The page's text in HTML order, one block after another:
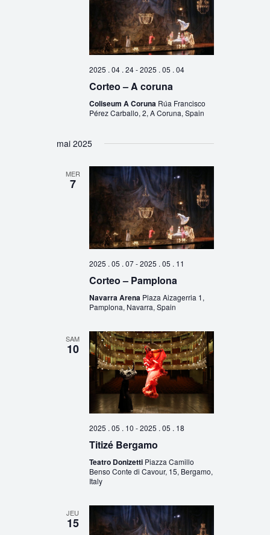
2025 . 04 . 24-2025 . 05 . 04
Corteo – A coruna
Coliseum A Coruna Rúa Francisco
Pérez Carballo, 2, A Coruna, Spain
mai 2025
MER
7
2025 . 05 . 07-2025 . 05 . 11
Corteo – Pamplona
Navarra Arena Plaza Aizagerria 1,
Pamplona, Navarra, Spain
SAM
10
2025 . 05 . 10 -2025 . 05 . 18
Titizé Bergamo
Teatro Donizetti Piazza Camillo
Benso Conte di Cavour, 15, Bergamo,
Italy
JEU
15